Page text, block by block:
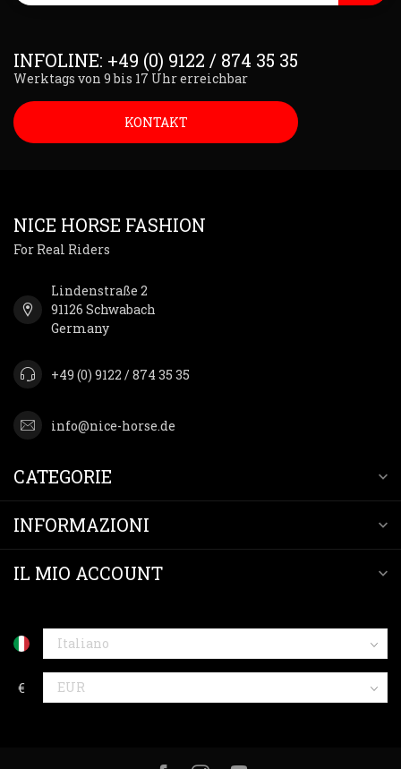
INFOLINE: +49 (0) 9122 / 874 35 35
Werktags von 9 bis 17 Uhr erreichbar
KONTAKT
NICE HORSE FASHION
For Real Riders
Lindenstraße 2
91126 Schwabach
Germany
+49 (0) 9122 / 874 35 35
info@nice-horse.de
CATEGORIE
INFORMAZIONI
IL MIO ACCOUNT
€